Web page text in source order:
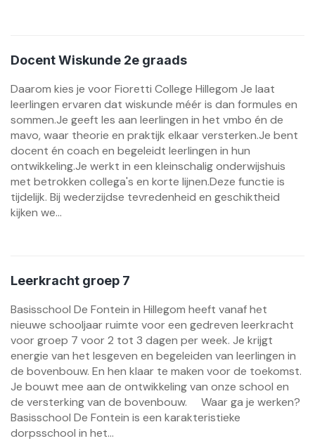
Docent Wiskunde 2e graads
Daarom kies je voor Fioretti College Hillegom Je laat
leerlingen ervaren dat wiskunde méér is dan formules en
sommen.Je geeft les aan leerlingen in het vmbo én de
mavo, waar theorie en praktijk elkaar versterken.Je bent
docent én coach en begeleidt leerlingen in hun
ontwikkeling.Je werkt in een kleinschalig onderwijshuis
met betrokken collega's en korte lijnen.Deze functie is
tijdelijk. Bij wederzijdse tevredenheid en geschiktheid
kijken we...
Leerkracht groep 7
Basisschool De Fontein in Hillegom heeft vanaf het
nieuwe schooljaar ruimte voor een gedreven leerkracht
voor groep 7 voor 2 tot 3 dagen per week. Je krijgt
energie van het lesgeven en begeleiden van leerlingen in
de bovenbouw. En hen klaar te maken voor de toekomst.
Je bouwt mee aan de ontwikkeling van onze school en
de versterking van de bovenbouw. Waar ga je werken?
Basisschool De Fontein is een karakteristieke
dorpsschool in het...